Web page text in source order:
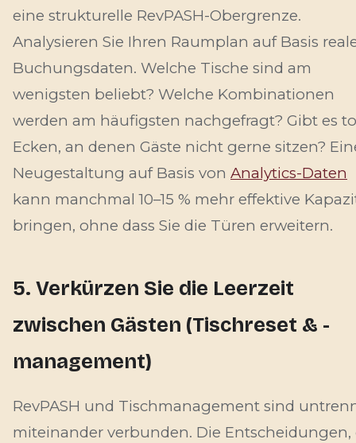
eine strukturelle RevPASH-Obergrenze.
Analysieren Sie Ihren Raumplan auf Basis
Buchungsdaten. Welche Tische sind am
wenigsten beliebt? Welche Kombinationen
werden am häufigsten nachgefragt? Gibt es
Ecken, an denen Gäste nicht gerne sitzen?
Neugestaltung auf Basis von Analytics-Daten
kann manchmal 10–15 % mehr effektive
bringen, ohne dass Sie die Türen erweitern.
5. Verkürzen Sie die Leerzeit
zwischen Gästen (Tischreset & -
management)
RevPASH und Tischmanagement sind
miteinander verbunden. Die Entscheidungen,